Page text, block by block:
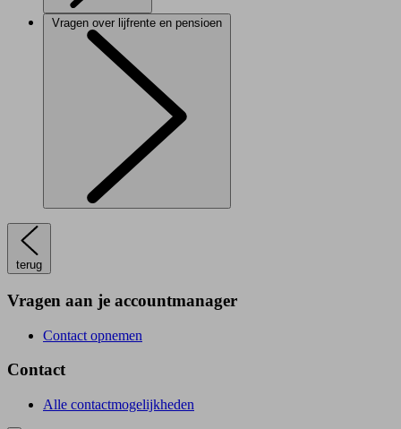
Vragen over lijfrente en pensioen
terug
Vragen aan je accountmanager
Contact opnemen
Contact
Alle contactmogelijkheden